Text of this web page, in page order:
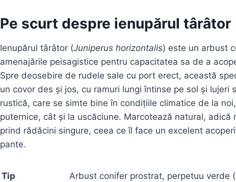
Pe scurt despre ienupărul târâtor
Ienupărul târâtor (Juniperus horizontalis) este un arbust
amenajările peisagistice pentru capacitatea sa de a
Spre deosebire de rudele sale cu port erect, această
un covor des și jos, cu ramuri lungi întinse pe sol și lujeri
rustică, care se simte bine în condițiile climatice de la
puternice, cât și la uscăciune. Marcotează natural,
prind rădăcini singure, ceea ce îl face un excelent
pante.
Tip
Arbust conifer prostrat, perpetuu verde